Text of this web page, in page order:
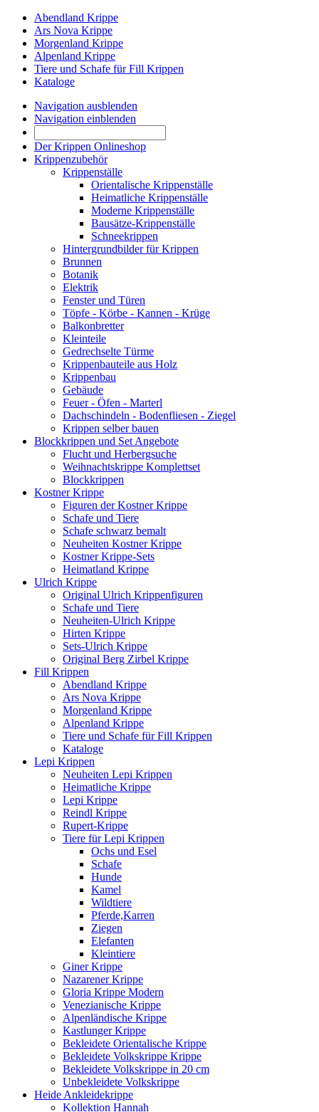
Abendland Krippe
Ars Nova Krippe
Morgenland Krippe
Alpenland Krippe
Tiere und Schafe für Fill Krippen
Kataloge
Navigation ausblenden
Navigation einblenden
Der Krippen Onlineshop
Krippenzubehör
Krippenställe
Orientalische Krippenställe
Heimatliche Krippenställe
Moderne Krippenställe
Bausätze-Krippenställe
Schneekrippen
Hintergrundbilder für Krippen
Brunnen
Botanik
Elektrik
Fenster und Türen
Töpfe - Körbe - Kannen - Krüge
Balkonbretter
Kleinteile
Gedrechselte Türme
Krippenbauteile aus Holz
Krippenbau
Gebäude
Feuer - Öfen - Marterl
Dachschindeln - Bodenfliesen - Ziegel
Krippen selber bauen
Blockkrippen und Set Angebote
Flucht und Herbergsuche
Weihnachtskrippe Komplettset
Blockkrippen
Kostner Krippe
Figuren der Kostner Krippe
Schafe und Tiere
Schafe schwarz bemalt
Neuheiten Kostner Krippe
Kostner Krippe-Sets
Heimatland Krippe
Ulrich Krippe
Original Ulrich Krippenfiguren
Schafe und Tiere
Neuheiten-Ulrich Krippe
Hirten Krippe
Sets-Ulrich Krippe
Original Berg Zirbel Krippe
Fill Krippen
Abendland Krippe
Ars Nova Krippe
Morgenland Krippe
Alpenland Krippe
Tiere und Schafe für Fill Krippen
Kataloge
Lepi Krippen
Neuheiten Lepi Krippen
Heimatliche Krippe
Lepi Krippe
Reindl Krippe
Rupert-Krippe
Tiere für Lepi Krippen
Ochs und Esel
Schafe
Hunde
Kamel
Wildtiere
Pferde,Karren
Ziegen
Elefanten
Kleintiere
Giner Krippe
Nazarener Krippe
Gloria Krippe Modern
Venezianische Krippe
Alpenländische Krippe
Kastlunger Krippe
Bekleidete Orientalische Krippe
Bekleidete Volkskrippe Krippe
Bekleidete Volkskrippe in 20 cm
Unbekleidete Volkskrippe
Heide Ankleidekrippe
Kollektion Hannah